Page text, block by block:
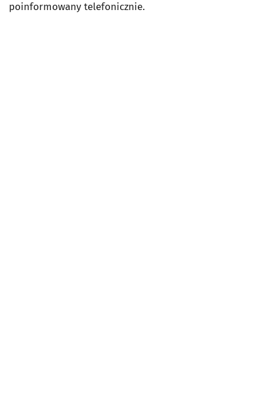
poinformowany telefonicznie.